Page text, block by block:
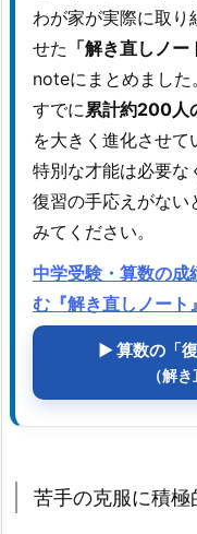
わが家が実際に取り
せた 「解き直しノ
noteにまとめました。
すでに 累計約200人
を大きく進化させて
特別な才能は必要な
復習の手応えがない
みてください。
中学受験・算数の成
む『解き直しノート
▶ 算数の「
（解
苦手の克服に積極